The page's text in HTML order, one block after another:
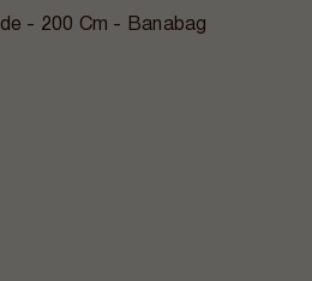
- 200 Cm - Banabag